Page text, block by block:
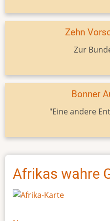
Zehn
Zur
Bonner
"Eine andere
Afrikas wahre